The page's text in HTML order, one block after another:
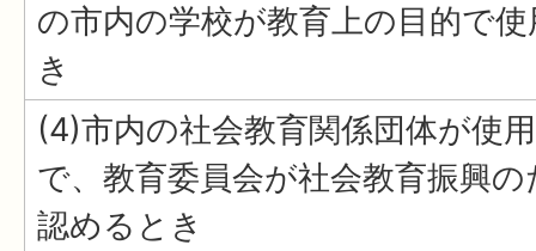
の市内の学校が教育上の目的で
き
(4)市内の社会教育関係団体が使
で、教育委員会が社会教育振興
認めるとき